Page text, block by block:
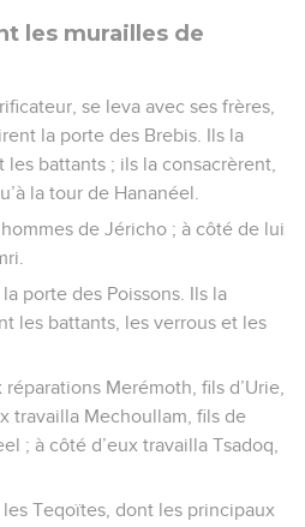
les murailles de
se leva avec ses frères,
la porte des Brebis. Ils la
battants ; ils la consacrèrent,
la tour de Hananéel.
de Jéricho ; à côté de lui
porte des Poissons. Ils la
les battants, les verrous et les
Merémoth, fils d’Urie,
travailla Mechoullam, fils de
; à côté d’eux travailla Tsadoq,
Teqoïtes, dont les principaux